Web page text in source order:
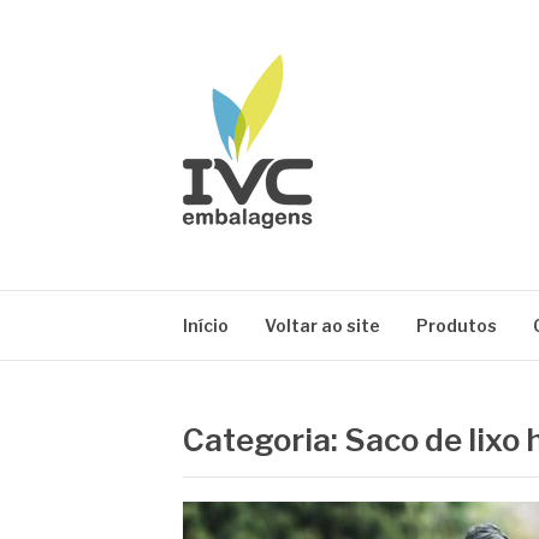
Início Voltar ao site Produtos
Categoria: Saco de lixo